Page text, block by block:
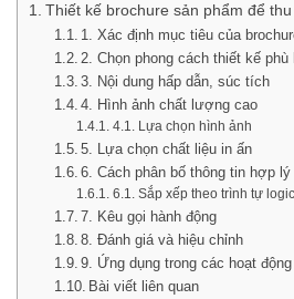
Thiết kế brochure sản phẩm để
1. Xác định mục tiêu của
2. Chọn phong cách thiết kế phù
3. Nội dung hấp dẫn, súc tích
4. Hình ảnh chất lượng cao
4.1. Lựa chọn hình ảnh
5. Lựa chọn chất liệu in ấn
6. Cách phân bố thông tin hợp lý
6.1. Sắp xếp theo trình tự logic
7. Kêu gọi hành động
8. Đánh giá và hiệu chỉnh
9. Ứng dụng trong các hoạt
Bài viết liên quan